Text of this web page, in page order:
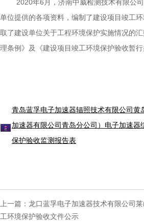
2020年6月，济南中威检测技术有限公司
单位提供的各项资料，编制了建设项目竣工
取了建设单位关于工程环境保护实施情况的
理条例》及《建设项目竣工环境保护验收暂
青岛蓝孚电子加速器辐照技术有限公司黄
加速器有限公司青岛分公司）电子加速器
保护验收监测报告表
上一篇： 龙口蓝孚电子加速器技术有限公司
工环境保护验收文件公示